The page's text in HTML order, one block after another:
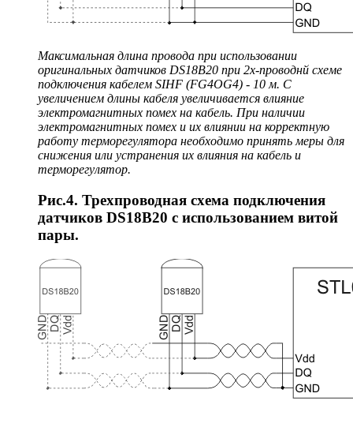
Максимальная длина провода при использовании
оригинальных датчиков DS18B20 при 2х-проводнй схеме
подключения кабелем SIHF (FG4OG4) - 10 м. С
увеличением длины кабеля увеличивается влияние
электромагнитных помех на кабель. При наличии
электромагнитных помех и их влиянии на корректную
работу терморегулятора необходимо принять меры для
снижения или устранения их влияния на кабель и
терморегулятор.
Рис.4. Трехпроводная схема подключения
датчиков DS18B20 с использованием витой
пары.